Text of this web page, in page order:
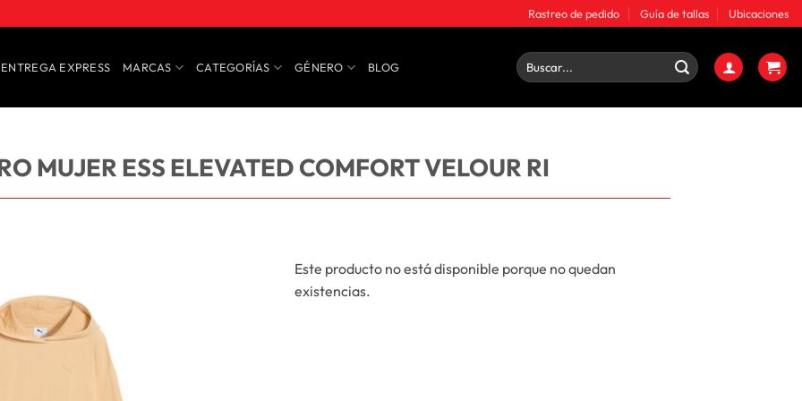
Rastreo de pedido Guía de tallas Ubicaciones
ENTREGA EXPRESS MARCAS CATEGORÍAS GÉNERO BLOG
Buscar
por:
MUJER ESS ELEVATED COMFORT VELOUR RI
Este producto no está disponible porque no quedan
existencias.